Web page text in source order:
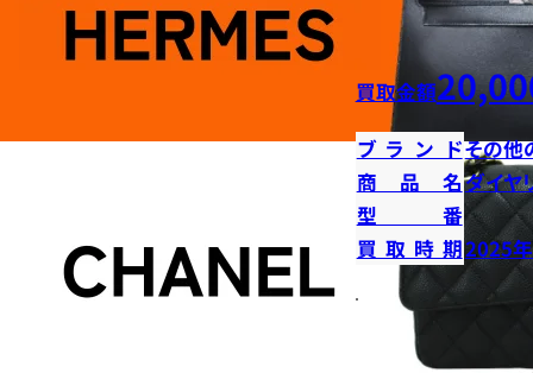
買取金額
ブランドその他
商品名ダイヤ
型番
買取時期2025